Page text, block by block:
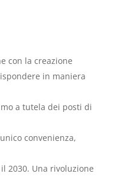
con la creazione
in maniera
a tutela dei posti di
convenienza,
2030. Una rivoluzione